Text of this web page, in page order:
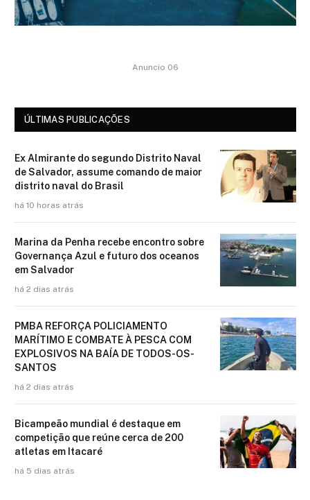
Anuncio 06
ÚLTIMAS PUBLICAÇÕES
Ex Almirante do segundo Distrito Naval
de Salvador, assume comando de maior
distrito naval do Brasil
há 10 horas atrás
Marina da Penha recebe encontro sobre
Governança Azul e futuro dos oceanos
em Salvador
há 2 dias atrás
PMBA REFORÇA POLICIAMENTO
MARÍTIMO E COMBATE À PESCA COM
EXPLOSIVOS NA BAÍA DE TODOS-OS-
SANTOS
há 2 dias atrás
Bicampeão mundial é destaque em
competição que reúne cerca de 200
atletas em Itacaré
há 5 dias atrás